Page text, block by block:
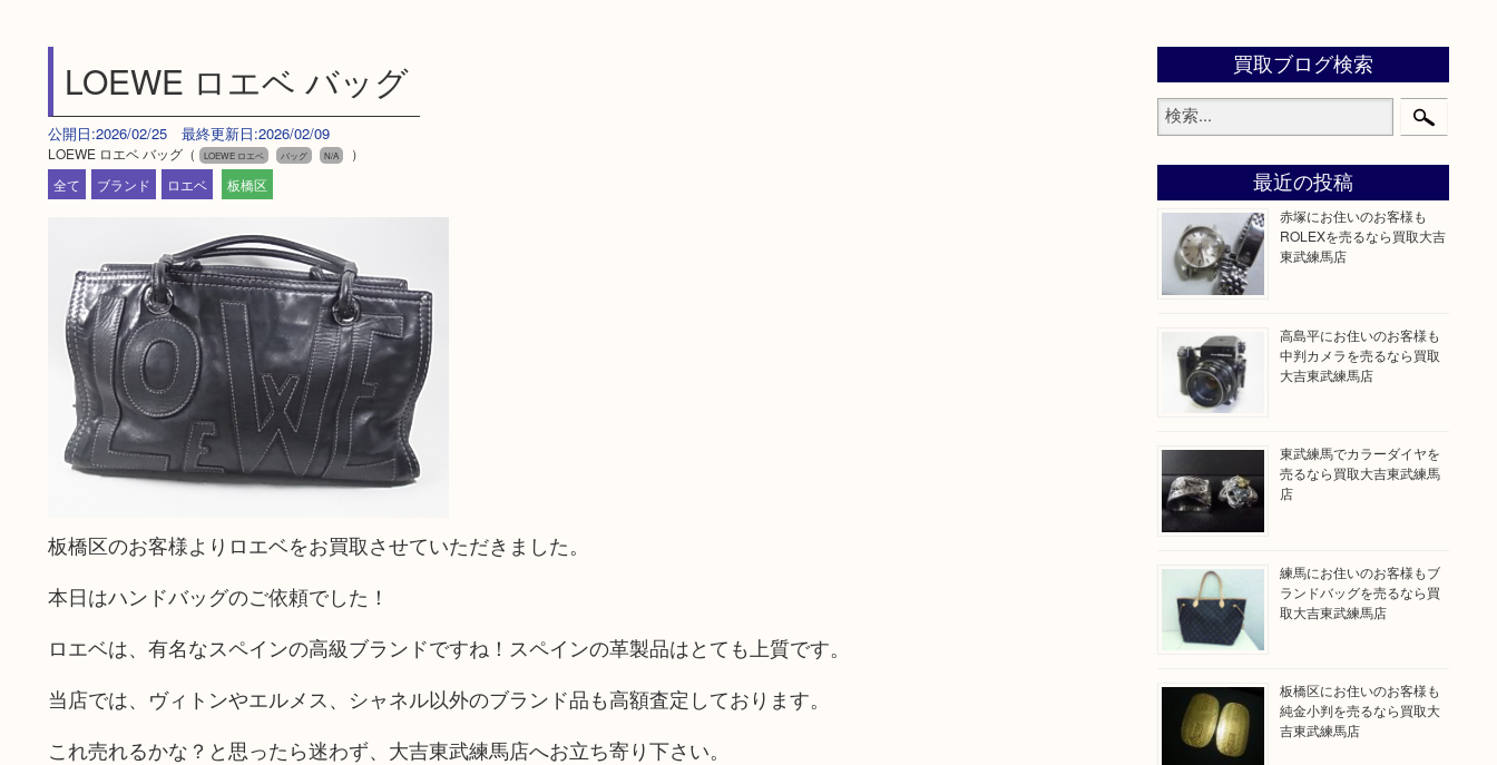
LOEWE ロエベ バッグ
公開日:2026/02/25 最終更新日:2026/02/09
LOEWE ロエベ バッグ（ LOEWE ロエベ バッグ N/A
）
全て
ブランド ロエベ 板橋区
板橋区のお客様よりロエベをお買取させていただきました。
本日はハンドバッグのご依頼でした！
ロエベは、有名なスペインの高級ブランドですね！スペインの革製品はとても上質です。
当店では、ヴィトンやエルメス、シャネル以外のブランド品も高額査定しております。
これ売れるかな？と思ったら迷わず、大吉東武練馬店へお立ち寄り下さい。
買取ブログ検索
最近の投稿
赤塚にお住いのお客様も
ROLEXを売るなら買取大吉
東武練馬店
高島平にお住いのお客様も
中判カメラを売るなら買取
大吉東武練馬店
東武練馬でカラーダイヤを
売るなら買取大吉東武練馬
店
練馬にお住いのお客様もブ
ランドバッグを売るなら買
取大吉東武練馬店
板橋区にお住いのお客様も
純金小判を売るなら買取大
吉東武練馬店